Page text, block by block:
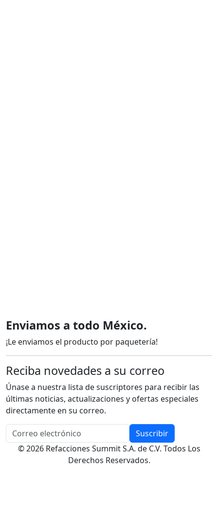
Enviamos a todo México.
¡Le enviamos el producto por paquetería!
Reciba novedades a su correo
Únase a nuestra lista de suscriptores para recibir las
últimas noticias, actualizaciones y ofertas especiales
directamente en su correo.
Suscribir
© 2026 Refacciones Summit S.A. de C.V. Todos Los
Derechos Reservados.